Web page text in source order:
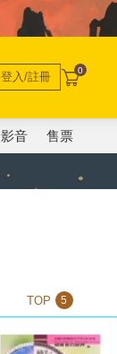
登入/註冊 0
影音 售票
TOP 5